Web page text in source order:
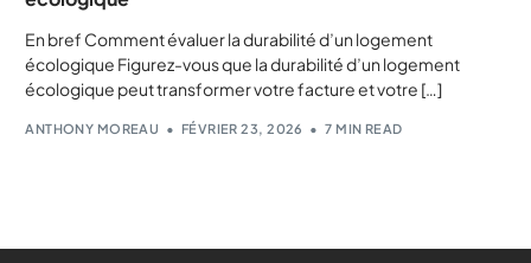
En bref Comment évaluer la durabilité d’un logement
écologique Figurez-vous que la durabilité d’un logement
écologique peut transformer votre facture et votre […]
ANTHONY MOREAU FÉVRIER 23, 2026 7 MIN READ